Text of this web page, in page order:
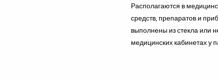
Располагаются в
средств, препаратов и
выполнены из стекла или
медицинских кабинетах у